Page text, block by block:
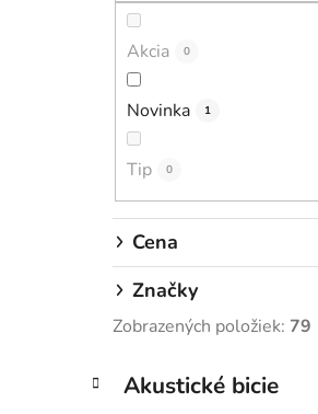
Akcia 0
Novinka 1
Tip 0
Cena
Značky
Zobrazených položiek: 79
Preskočiť
kategórie
K
a
Akustické bicie